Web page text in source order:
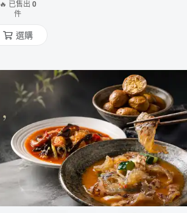
🔥 已售出0
件
選購